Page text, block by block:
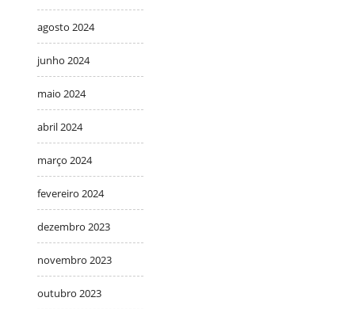
agosto 2024
junho 2024
maio 2024
abril 2024
março 2024
fevereiro 2024
dezembro 2023
novembro 2023
outubro 2023